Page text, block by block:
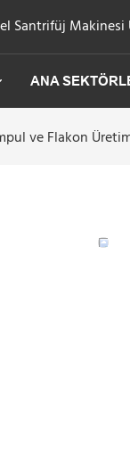
Santrifüj
ANA
ve Flakon